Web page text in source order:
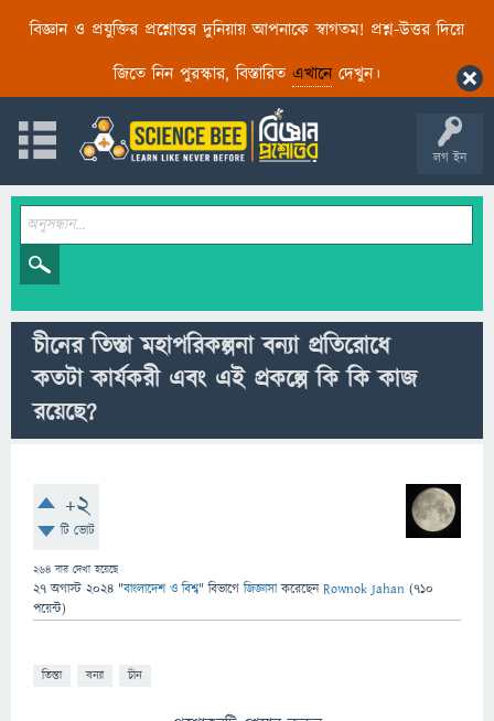
বিজ্ঞান ও প্রযুক্তির প্রশ্নোত্তর দুনিয়ায় আপনাকে স্বাগতম! প্রশ্ন-উত্তর দিয়ে
জিতে নিন পুরস্কার, বিস্তারিত এখানেদেখুন।
লগ ইন
চীনের তিস্তা মহাপরিকল্পনা বন্যা প্রতিরোধে
কতটা কার্যকরী এবং এই প্রকল্পে কি কি কাজ
রয়েছে?
+2
টি ভোট
264 বার দেখা হয়েছে
27 অগাস্ট 2024 "বাংলাদেশ ও বিশ্ব" বিভাগে জিজ্ঞাসাকরেছেনRownok Jahan (710
পয়েন্ট)
তিস্তা বন্যা চীন